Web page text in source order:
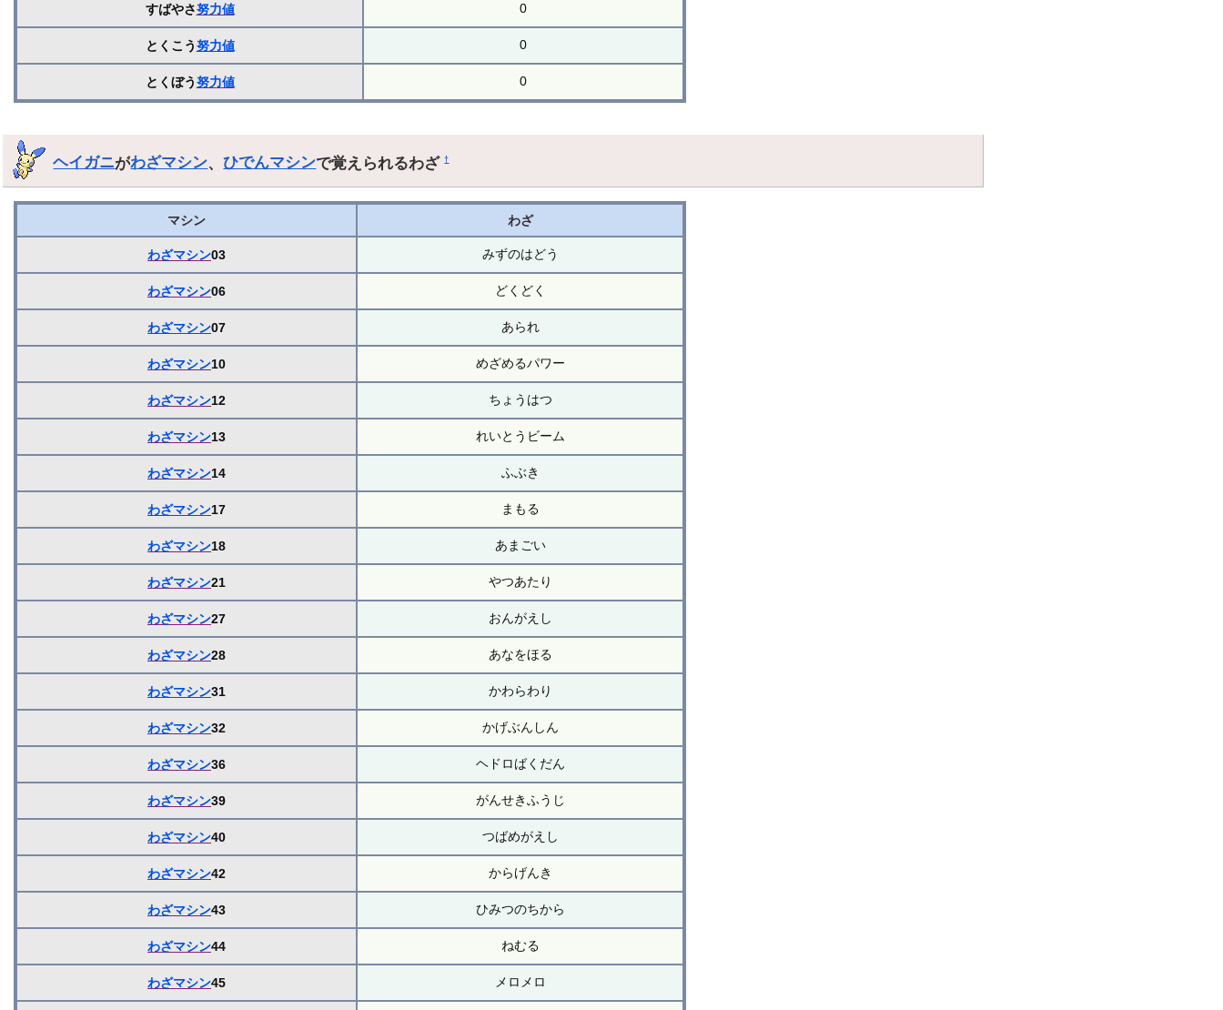
すばやさ努力値 0
とくこう努力値 0
とくぼう努力値 0
ヘイガニがわざマシン、ひでんマシンで覚えられるわざ†
マシン わざ
わざマシン03 みずのはどう
わざマシン06 どくどく
わざマシン07 あられ
わざマシン10 めざめるパワー
わざマシン12 ちょうはつ
わざマシン13 れいとうビーム
わざマシン14 ふぶき
わざマシン17 まもる
わざマシン18 あまごい
わざマシン21 やつあたり
わざマシン27 おんがえし
わざマシン28 あなをほる
わざマシン31 かわらわり
わざマシン32 かげぶんしん
わざマシン36 ヘドロばくだん
わざマシン39 がんせきふうじ
わざマシン40 つばめがえし
わざマシン42 からげんき
わざマシン43 ひみつのちから
わざマシン44 ねむる
わざマシン45 メロメロ